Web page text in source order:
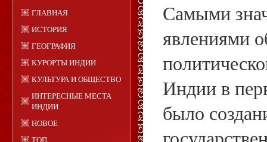
ГЛАВНАЯ
ИСТОРИЯ
ГЕОГРАФИЯ
КУРОРТЫ ИНДИИ
КУЛЬТУРА И ОБЩЕСТВО
ИНТЕРЕСНЫЕ МЕСТА
ИНДИИ
НОВОЕ
ТОП
Самыми
явлениями
Индии в
было